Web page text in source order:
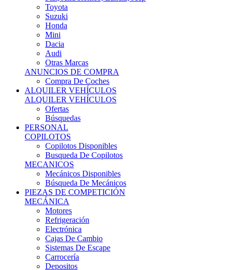
Suzuki
Honda
Mini
Dacia
Audi
Otras Marcas
ANUNCIOS DE COMPRA
Compra De Coches
ALQUILER VEHÍCULOS
ALQUILER VEHÍCULOS
Ofertas
Búsquedas
PERSONAL
COPILOTOS
Copilotos Disponibles
Busqueda De Copilotos
MECANICOS
Mecánicos Disponibles
Búsqueda De Mecánicos
PIEZAS DE COMPETICIÓN
MECÁNICA
Motores
Refrigeración
Electrónica
Cajas De Cambio
Sistemas De Escape
Carrocería
Depositos
Suspensiones